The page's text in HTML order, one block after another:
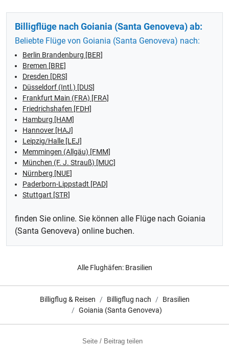
Billigflüge nach Goiania (Santa Genoveva) ab:
Beliebte Flüge von Goiania (Santa Genoveva) nach:
Berlin Brandenburg [BER]
Bremen [BRE]
Dresden [DRS]
Düsseldorf (Intl.) [DUS]
Frankfurt Main (FRA) [FRA]
Friedrichshafen [FDH]
Hamburg [HAM]
Hannover [HAJ]
Leipzig/Halle [LEJ]
Memmingen (Allgäu) [FMM]
München (F. J. Strauß) [MUC]
Nürnberg [NUE]
Paderborn-Lippstadt [PAD]
Stuttgart [STR]
finden Sie online. Sie können alle Flüge nach Goiania
(Santa Genoveva) online buchen.
Alle Flughäfen: Brasilien
Billigflug & Reisen Billigflug nach
Brasilien
Goiania (Santa Genoveva)
Seite / Beitrag teilen